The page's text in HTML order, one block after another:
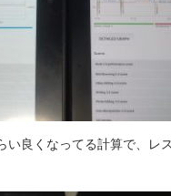
い良くなってる計算で、レ